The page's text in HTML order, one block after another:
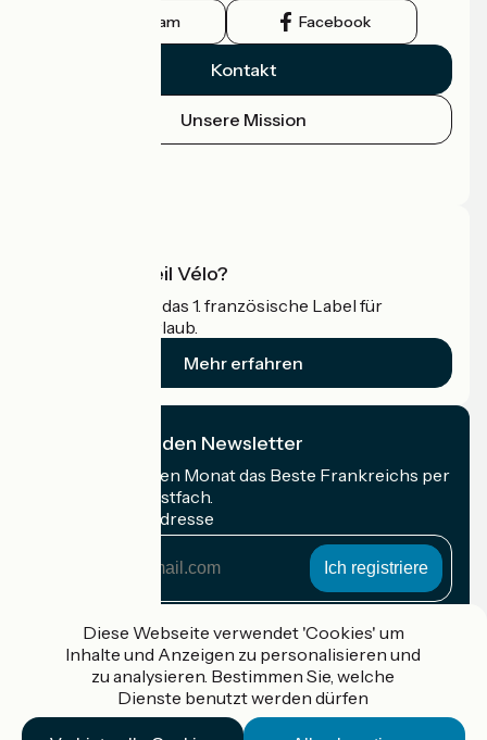
Instagram Facebook
Kontakt
Unsere Mission
Was ist Accueil Vélo?
Accueil Vélo ist das 1. französische Label für
Radfahrer im Urlaub.
Mehr erfahren
Ich abonniere den Newsletter
Erhalten Sie jeden Monat das Beste Frankreichs per
Rad in Ihrem Postfach.
Meine E-Mail-Adresse
Adresse
Gefördert im Rahmen von Destination France
Diese Webseite verwendet 'Cookies' um
Inhalte und Anzeigen zu personalisieren und
zu analysieren. Bestimmen Sie, welche
Dienste benutzt werden dürfen